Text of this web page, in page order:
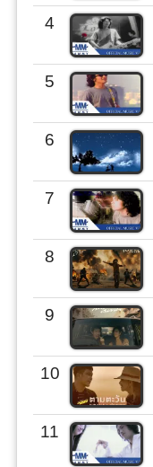
4
5
6
7
8
9
10
11